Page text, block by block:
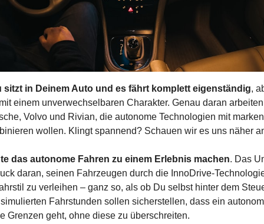
sitzt in Deinem Auto und es fährt komplett eigenständig,
einem unverwechselbaren Charakter. Genau daran
Volvo und Rivian, die autonome Technologien mit
wollen. Klingt spannend? Schauen wir es uns näher
das autonome Fahren zu einem Erlebnis machen. Das
daran, seinen Fahrzeugen durch die InnoDrive-
zu verleihen – ganz so, als ob Du selbst hinter dem
Fahrstunden sollen sicherstellen, dass ein
Grenzen geht, ohne diese zu überschreiten.